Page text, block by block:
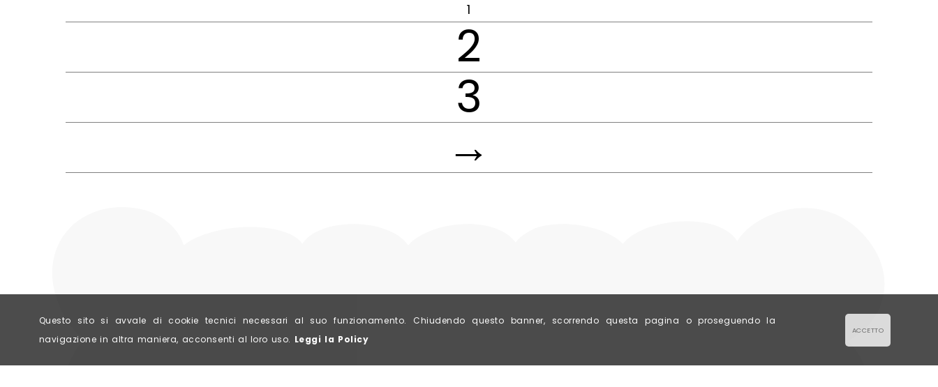
1
2
3
→
Questo sito si avvale di cookie tecnici necessari al suo funzionamento. Chiudendo questo banner, scorrendo questa pagina o proseguendo la
navigazione in altra maniera, acconsenti al loro uso. Leggi la Policy
ACCETTO